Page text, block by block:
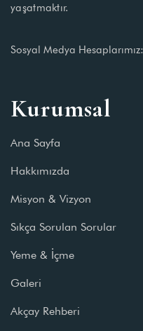
yaşatmaktır.
Sosyal Medya Hesaplarımız:
Kurumsal
Ana Sayfa
Hakkımızda
Misyon & Vizyon
Sıkça Sorulan Sorular
Yeme & İçme
Galeri
Akçay Rehberi